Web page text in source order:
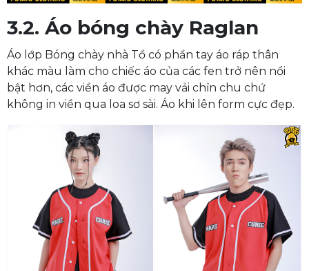
3.2. Áo bóng chày Raglan
Áo lớp Bóng chày nhà Tồ có phần tay áo ráp thân
khác màu làm cho chiếc áo của các fen trở nên nổi
bật hơn, các viền áo được may vải chỉn chu chứ
không in viền qua loa sơ sài. Áo khi lên form cực đẹp.